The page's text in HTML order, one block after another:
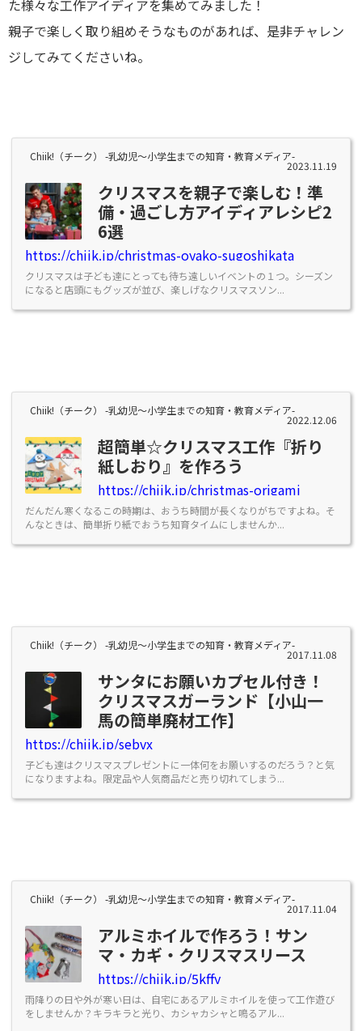
た様々な工作アイディアを集めてみました！
親子で楽しく取り組めそうなものがあれば、是非チャレン
ジしてみてくださいね。
Chiik!（チーク） -乳幼児〜小学生までの知育・教育メディア-
2023.11.19
クリスマスを親子で楽しむ！準
備・過ごし方アイディアレシピ2
6選
https://chiik.jp/christmas-oyako-sugoshikata
クリスマスは子ども達にとっても待ち遠しいイベントの１つ。シーズン
になると店頭にもグッズが並び、楽しげなクリスマスソン...
Chiik!（チーク） -乳幼児〜小学生までの知育・教育メディア-
2022.12.06
超簡単☆クリスマス工作『折り
紙しおり』を作ろう
https://chiik.jp/christmas-origami
だんだん寒くなるこの時期は、おうち時間が長くなりがちですよね。そ
んなときは、簡単折り紙でおうち知育タイムにしませんか...
Chiik!（チーク） -乳幼児〜小学生までの知育・教育メディア-
2017.11.08
サンタにお願いカプセル付き！
クリスマスガーランド【小山一
馬の簡単廃材工作】
https://chiik.jp/sebvx
子ども達はクリスマスプレゼントに一体何をお願いするのだろう？と気
になりますよね。限定品や人気商品だと売り切れてしまう...
Chiik!（チーク） -乳幼児〜小学生までの知育・教育メディア-
2017.11.04
アルミホイルで作ろう！サン
マ・カギ・クリスマスリース
https://chiik.jp/5kffy
雨降りの日や外が寒い日は、自宅にあるアルミホイルを使って工作遊び
をしませんか？キラキラと光り、カシャカシャと鳴るアル...